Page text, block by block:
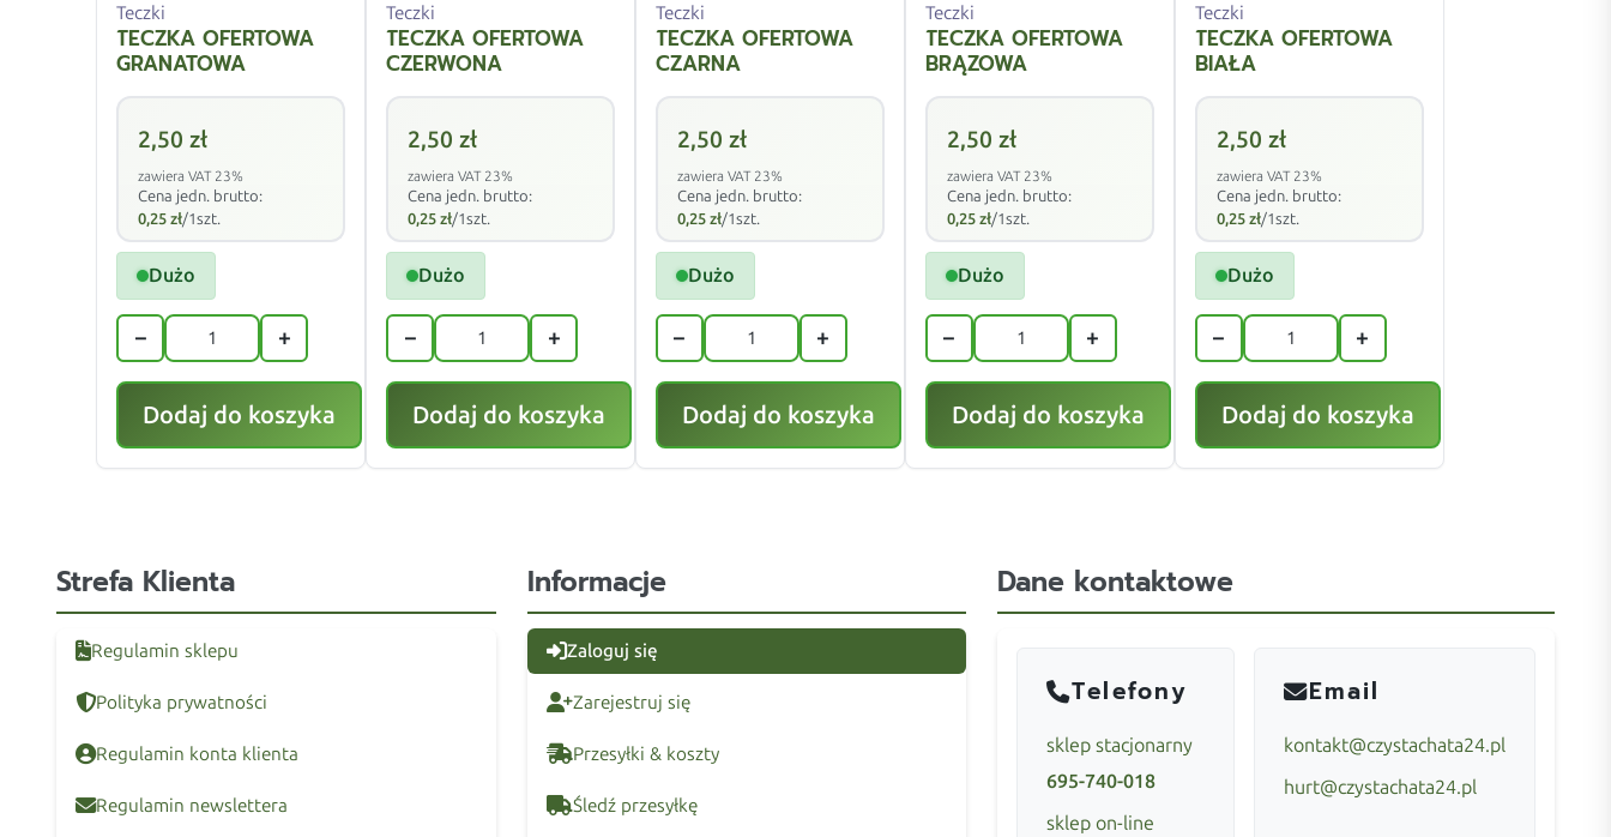
Teczki
TECZKA OFERTOWA
GRANATOWA
2,50zł
zawiera VAT 23%
Cena jedn. brutto:
0,25zł/1szt.
Dużo
− +
Dodaj do koszyka
Teczki
TECZKA OFERTOWA
CZERWONA
2,50zł
zawiera VAT 23%
Cena jedn. brutto:
0,25zł/1szt.
Dużo
− +
Dodaj do koszyka
Teczki
TECZKA OFERTOWA
CZARNA
2,50 zł
zawiera VAT 23%
Cena jedn. brutto:
0,25 zł/1szt.
Dużo
− +
Dodaj do koszyka
Teczki
TECZKA OFERTOWA
BRĄZOWA
2,50 zł
zawiera VAT 23%
Cena jedn. brutto:
0,25 zł/1szt.
Dużo
− +
Dodaj do koszyka
Teczki
TECZKA OFERTOWA
BIAŁA
2,50 zł
zawiera VAT 23%
Cena jedn. brutto:
0,25 zł/1szt.
Dużo
− +
Dodaj do koszyka
Strefa Klienta
Regulamin sklepu
Polityka prywatności
Regulamin konta klienta
Regulamin newslettera
Informacje
Zaloguj się
Zarejestruj się
Przesyłki & koszty
Śledź przesyłkę
Dane kontaktowe
Telefony
sklep stacjonarny
695-740-018
sklep on-line
Email
kontakt@czystachata24.pl
hurt@czystachata24.pl